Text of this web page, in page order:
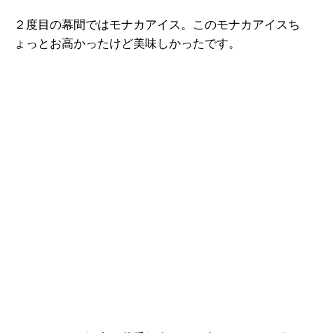
２度目の幕間ではモナカアイス。このモナカアイスち
ょっとお高かったけど美味しかったです。